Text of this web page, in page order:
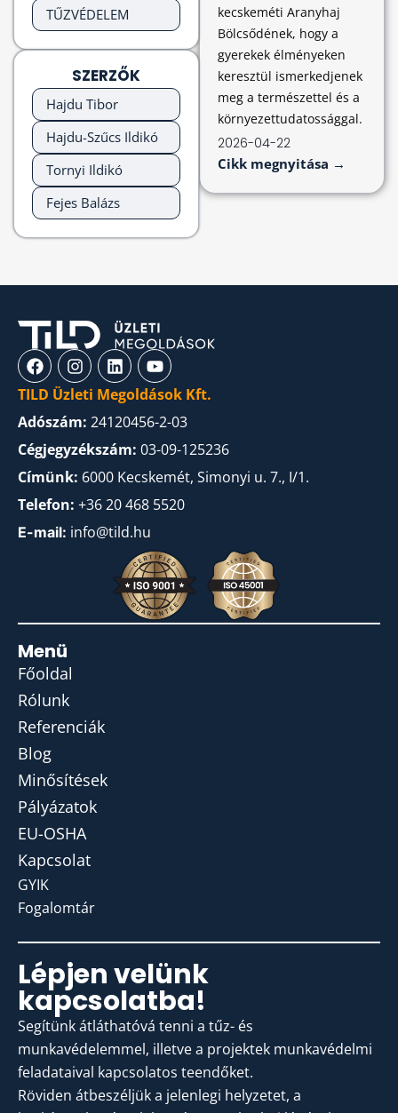
kecskeméti Aranyhaj
Bölcsődének, hogy a
gyerekek élményeken
keresztül ismerkedjenek
meg a természettel és a
környezettudatossággal.
2026-04-22
Cikk megnyitása →
TŰZVÉDELEM
SZERZŐK
Hajdu Tibor
Hajdu-Szűcs Ildikó
Tornyi Ildikó
Fejes Balázs
TILD Üzleti Megoldások Kft.
Adószám: 24120456-2-03
Cégjegyzékszám: 03-09-125236
Címünk: 6000 Kecskemét, Simonyi u. 7., I/1.
Telefon: +36 20 468 5520
E-mail: info@tild.hu
Menü
Főoldal
Rólunk
Referenciák
Blog
Minősítések
Pályázatok
EU-OSHA
Kapcsolat
GYIK
Fogalomtár
Lépjen velünk
kapcsolatba!
Segítünk átláthatóvá tenni a tűz- és
munkavédelemmel, illetve a projektek munkavédelmi
feladataival kapcsolatos teendőket.
Röviden átbeszéljük a jelenlegi helyzetet, a